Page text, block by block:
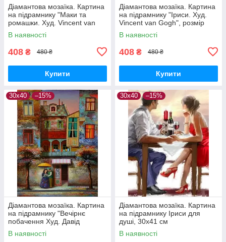
Діамантова мозаїка. Картина
на підрамнику "Маки та
ромашки. Худ. Vincent van
Gogh", розмір 40х30 см
В наявності
408 ₴ 480 ₴
Купити
Діамантова мозаїка. Картина
на підрамнику "Іриси. Худ.
Vincent van Gogh", розмір
40х30 см
В наявності
408 ₴ 480 ₴
Купити
30х40 –15%
Діамантова мозаїка. Картина
на підрамнику "Вечірнє
побачення Худ. Давід
Мартіашвілі ", розмір 40х30
см
В наявності
30х40 –15%
Діамантова мозаїка. Картина
на підрамнику Іриси для
душі, 30х41 см
В наявності